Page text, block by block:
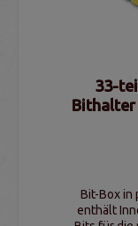
33-
Bithalter
Bit-Box in
enthält